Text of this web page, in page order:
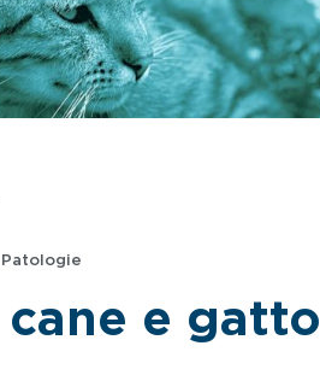
Patologie
e gatto